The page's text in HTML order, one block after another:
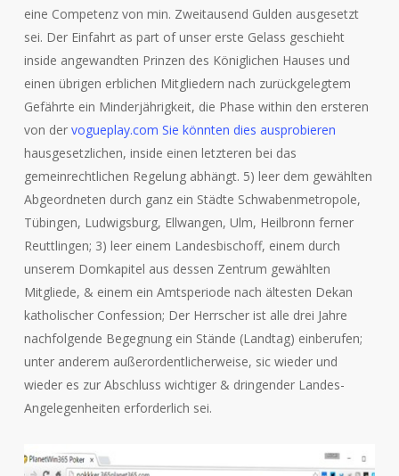
eine Competenz von min. Zweitausend Gulden ausgesetzt
sei. Der Einfahrt as part of unser erste Gelass geschieht
inside angewandten Prinzen des Königlichen Hauses und
einen übrigen erblichen Mitgliedern nach zurückgelegtem
Gefährte ein Minderjährigkeit, die Phase within den ersteren
von der vogueplay.com Sie könnten dies ausprobieren
hausgesetzlichen, inside einen letzteren bei das
gemeinrechtlichen Regelung abhängt. 5) leer dem gewählten
Abgeordneten durch ganz ein Städte Schwabenmetropole,
Tübingen, Ludwigsburg, Ellwangen, Ulm, Heilbronn ferner
Reuttlingen; 3) leer einem Landesbischoff, einem durch
unserem Domkapitel aus dessen Zentrum gewählten
Mitgliede, & einem ein Amtsperiode nach ältesten Dekan
katholischer Confession; Der Herrscher ist alle drei Jahre
nachfolgende Begegnung ein Stände (Landtag) einberufen;
unter anderem außerordentlicherweise, sic wieder und
wieder es zur Abschluss wichtiger & dringender Landes-
Angelegenheiten erforderlich sei.